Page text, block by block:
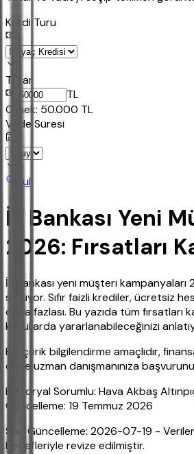
Kredi Turu
Tutar
TL
Ornek: 50.000 TL
Vade Süresi
Bul
İş Bankası Yeni
2026: Fırsatları
İş Bankası yeni müşteri kampanyaları
sürüyor. Sıfır faizli krediler, ücretsiz
daha fazlası. Bu yazıda tüm fırsatları
koşullarda yararlanabileceğinizi
Bu içerik bilgilendirme amaçlıdır,
önce uzman danışmanınıza
Editoryal Sorumlu: Hava Akbaş
Güncelleme: 19 Temmuz 2026
Son Güncelleme: 2026-07-19 -
hedefleriyle revize edilmiştir.